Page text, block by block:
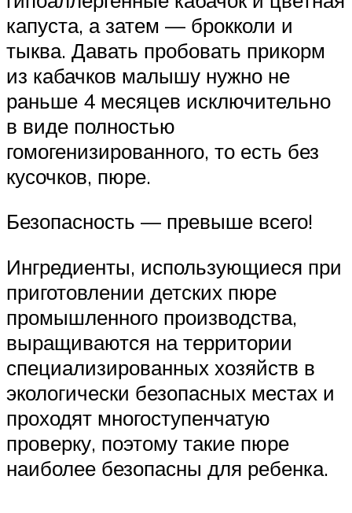
капуста, а затем — брокколи и
тыква. Давать пробовать прикорм
из кабачков малышу нужно не
раньше 4 месяцев исключительно
в виде полностью
гомогенизированного, то есть без
кусочков, пюре.
Безопасность — превыше всего!
Ингредиенты, использующиеся при
приготовлении детских пюре
промышленного производства,
выращиваются на территории
специализированных хозяйств в
экологически безопасных местах и
проходят многоступенчатую
проверку, поэтому такие пюре
наиболее безопасны для ребенка.